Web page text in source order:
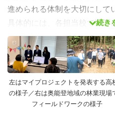
進められる体制を大切にして
具体的には、各担当校で以下
す。
〇探究カリキュラムの設計・
各校の探究担当教員と密に連
ュラムの全体設計・見直しを
（週2コマ）や担当教員など
続き
左はマイプロジェクトを発表する高
の様子／右は奥能登地域の林業現場
フィールドワークの様子